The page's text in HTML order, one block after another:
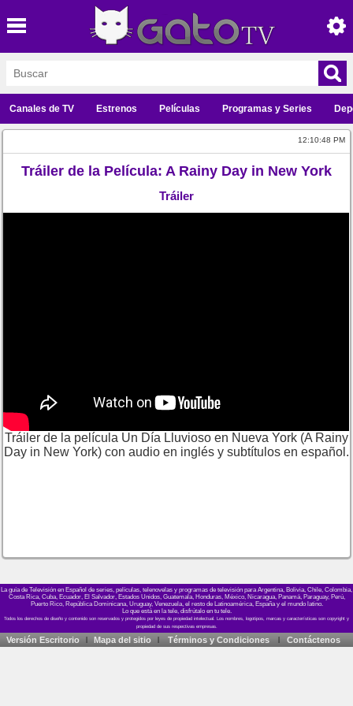
Canales de TV Estrenos Películas Programas y Series
12:10:48 PM
Tráiler de la Película: A Rainy Day in New York
Tráiler
Tráiler de la película Un Día Lluvioso en Nueva York (A Rainy
Day in New York) con audio en inglés y subtítulos en español.
La guía de Televisión en Español de series, películas, telenovelas y programas de televisión para Argentina, Bolivia, Chile, Colombia,
Costa Rica, Cuba, Ecuador, El Salvador, Estados Unidos, Guatemala, Honduras, México, Nicaragua, Panamá, Paraguay, Perú,
Puerto Rico, República Dominicana, Uruguay, Venezuela, el resto de Latinoamérica, España y el mundo latino.
Lo que está en la tele, disfrútalo en tu tele.
Versión Escritorio Mapa del sitio Términos y Condiciones Contáctenos